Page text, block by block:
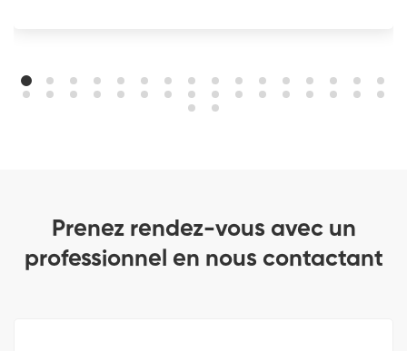
Prenez rendez-vous avec un
professionnel en nous contactant